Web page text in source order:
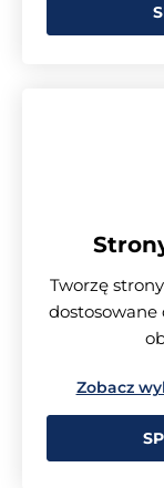
Tworzę
dostosowane
Zobacz